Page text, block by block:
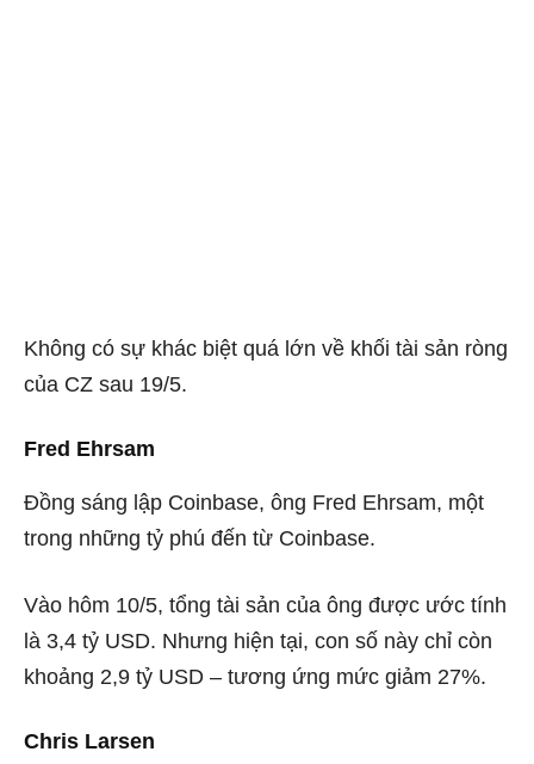
Không có sự khác biệt quá lớn về khối tài sản ròng
của CZ sau 19/5.
Fred Ehrsam
Đồng sáng lập Coinbase, ông Fred Ehrsam, một
trong những tỷ phú đến từ Coinbase.
Vào hôm 10/5, tổng tài sản của ông được ước tính
là 3,4 tỷ USD. Nhưng hiện tại, con số này chỉ còn
khoảng 2,9 tỷ USD – tương ứng mức giảm 27%.
Chris Larsen